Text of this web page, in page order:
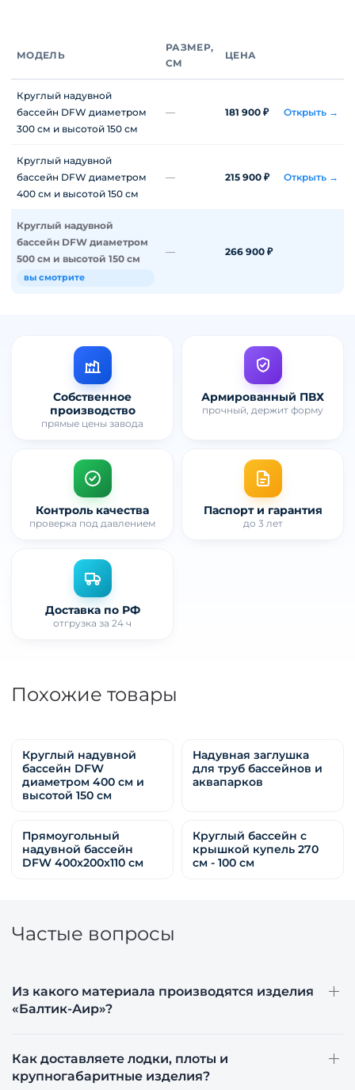
МОДЕЛЬ
РАЗМЕР,
СМ
ЦЕНА
Круглый надувной
бассейн DFW диаметром
300 см и высотой 150 см
— 181 900 ₽ Открыть →
Круглый надувной
бассейн DFW диаметром
400 см и высотой 150 см
— 215 900 ₽ Открыть →
Круглый надувной
бассейн DFW диаметром
500 см и высотой 150 см
вы смотрите
— 266 900 ₽
Собственное
производство
прямые цены завода
Армированный ПВХ
прочный, держит форму
Контроль качества
проверка под давлением
Паспорт и гарантия
до 3 лет
Доставка по РФ
отгрузка за 24 ч
Похожие товары
Круглый надувной
бассейн DFW
диаметром 400 см и
высотой 150 см
Надувная заглушка
для труб бассейнов и
аквапарков
Прямоугольный
надувной бассейн
DFW 400x200x110 см
Круглый бассейн с
крышкой купель 270
см - 100 см
Частые вопросы
Из какого материала производятся изделия
«Балтик-Аир»?
Как доставляете лодки, плоты и
крупногабаритные изделия?